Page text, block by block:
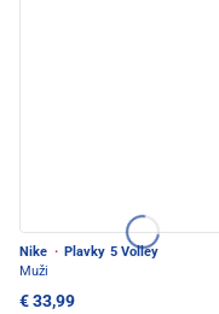
Nike · Plavky 5 Volley
Muži
€ 33,99